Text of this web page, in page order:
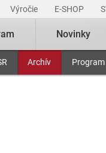
Výročie E-SHOP
Archív Program
Novinky